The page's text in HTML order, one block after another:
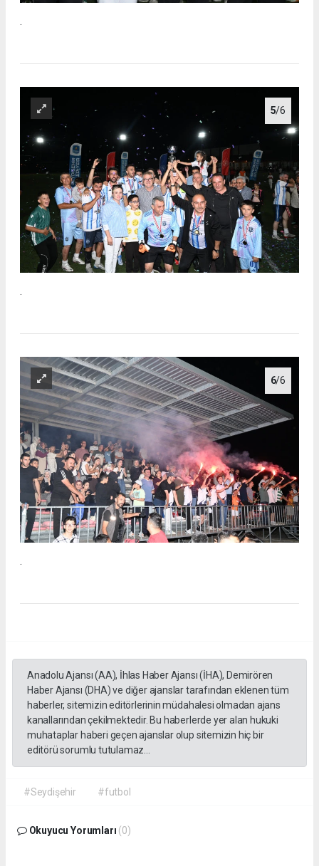
.
5/6
.
6/6
Anadolu Ajansı (AA), İhlas Haber Ajansı (İHA), Demirören
Haber Ajansı (DHA) ve diğer ajanslar tarafından eklenen tüm
haberler, sitemizin editörlerinin müdahalesi olmadan ajans
kanallarından çekilmektedir. Bu haberlerde yer alan hukuki
muhataplar haberi geçen ajanslar olup sitemizin hiç bir
editörü sorumlu tutulamaz...
#Seydişehir #futbol
Okuyucu Yorumları (0)